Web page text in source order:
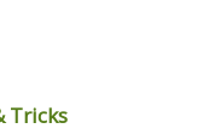
Tricks